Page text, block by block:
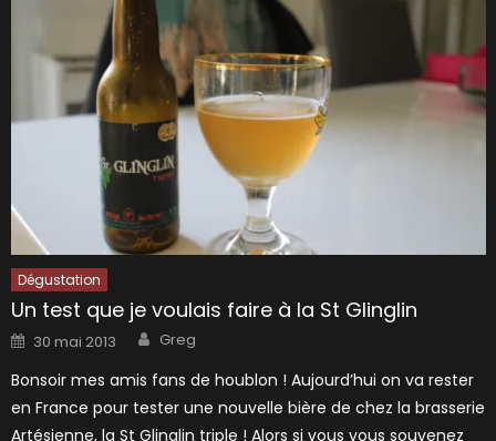
Dégustation
Un test que je voulais faire à la St Glinglin
Posted
on
30 mai 2013 Author
Greg
Bonsoir mes amis fans de houblon ! Aujourd’hui on va rester
en France pour tester une nouvelle bière de chez la brasserie
Artésienne, la St Glinglin triple ! Alors si vous vous souvenez